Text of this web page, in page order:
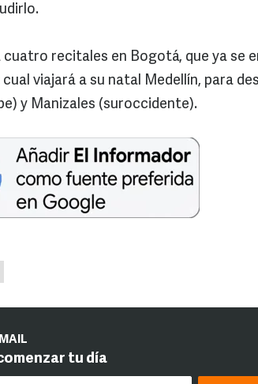
cuatro recitales en Bogotá, que ya se
viajará a su natal Medellín, para
y Manizales (suroccidente).
tu día